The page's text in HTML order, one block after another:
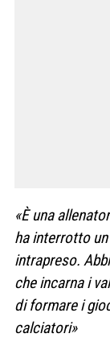
«È una
ha interrotto
intrapreso.
che incarna i
di formare i
calciatori»